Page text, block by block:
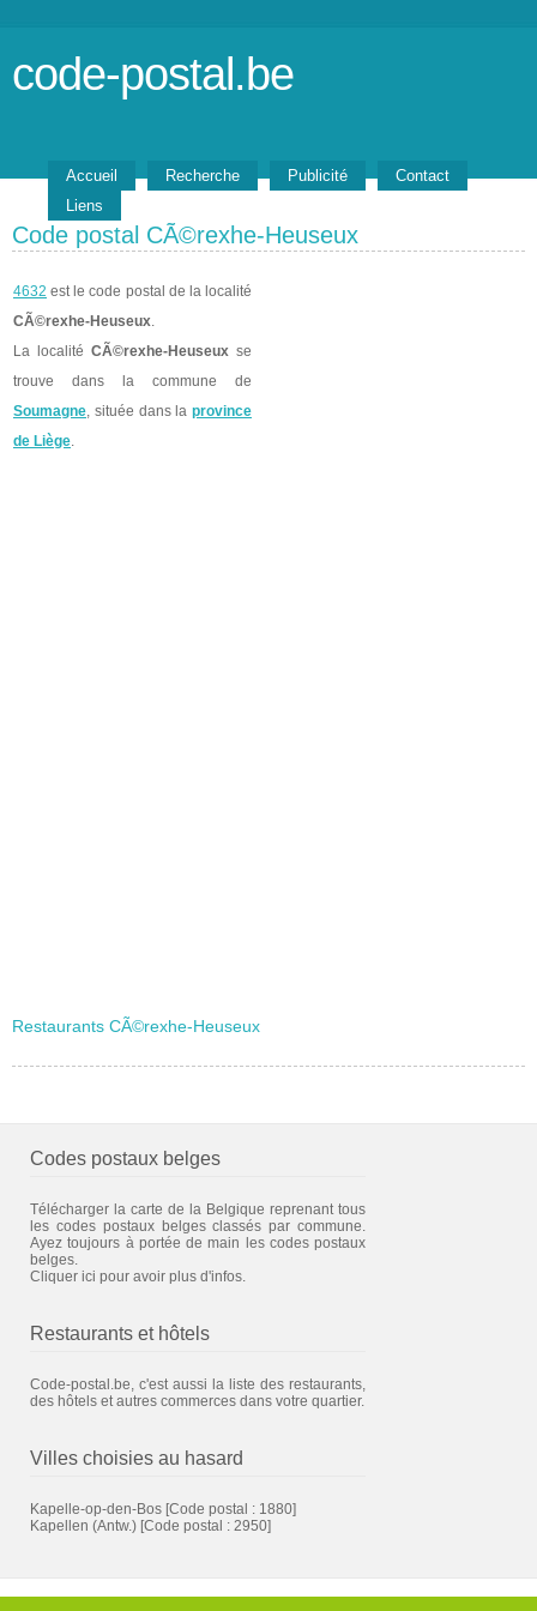
code-postal.be
Accueil Recherche Publicité
Contact
Liens
Code postal CÃ©rexhe-Heuseux
4632 est le code postal de la localité
CÃ©rexhe-Heuseux.
La localité CÃ©rexhe-Heuseux se
trouve dans la commune de
Soumagne, située dans la province
de Liège.
Restaurants CÃ©rexhe-Heuseux
Codes postaux belges
Télécharger la carte de la Belgique reprenant tous
les codes postaux belges classés par commune.
Ayez toujours à portée de main les codes postaux
belges.
Cliquer ici pour avoir plus d'infos.
Restaurants et hôtels
Code-postal.be, c'est aussi la liste des restaurants,
des hôtels et autres commerces dans votre quartier.
Villes choisies au hasard
Kapelle-op-den-Bos [Code postal : 1880]
Kapellen (Antw.) [Code postal : 2950]